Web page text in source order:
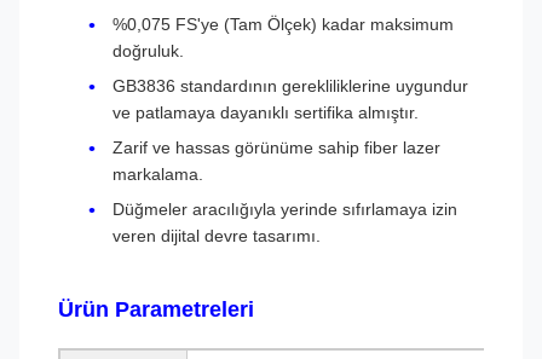
%0,075 FS'ye (Tam Ölçek) kadar maksimum
doğruluk.
GB3836 standardının gerekliliklerine uygundur
ve patlamaya dayanıklı sertifika almıştır.
Zarif ve hassas görünüme sahip fiber lazer
markalama.
Düğmeler aracılığıyla yerinde sıfırlamaya izin
veren dijital devre tasarımı.
Ürün Parametreleri